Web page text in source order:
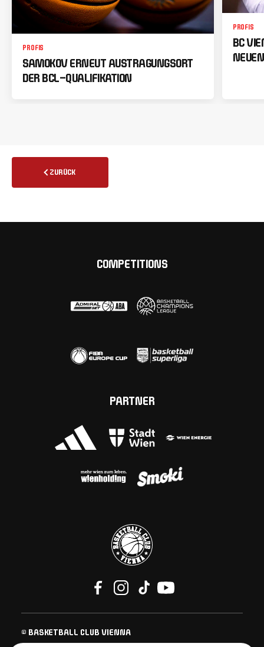
PROFIS
SAMOKOV ERNEUT AUSTRAGUNGSORT
DER BCL-QUALIFIKATION
PROFIS
BC
ZURÜCK
COMPETITIONS
PARTNER
© BASKETBALL CLUB VIENNA